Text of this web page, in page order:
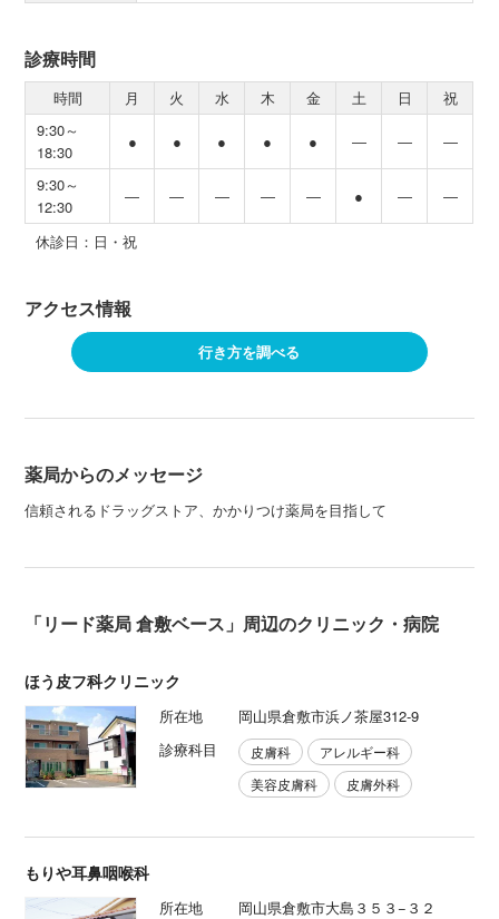
診療時間
時間 月 火 水 木 金 土 日
祝
9:30～
18:30
● ● ● ● ● ― ― ―
9:30～
12:30
― ― ― ― ― ● ― ―
休診日：日・祝
アクセス情報
行き方を調べる
薬局からのメッセージ
信頼されるドラッグストア、かかりつけ薬局を目指して
「リード薬局 倉敷ベース」周辺のクリニック・病院
ほう皮フ科クリニック
所在地
岡山県倉敷市浜ノ茶屋312-9
診療科目
皮膚科
アレルギー科
美容皮膚科
皮膚外科
もりや耳鼻咽喉科
所在地
岡山県倉敷市大島３５３−３２